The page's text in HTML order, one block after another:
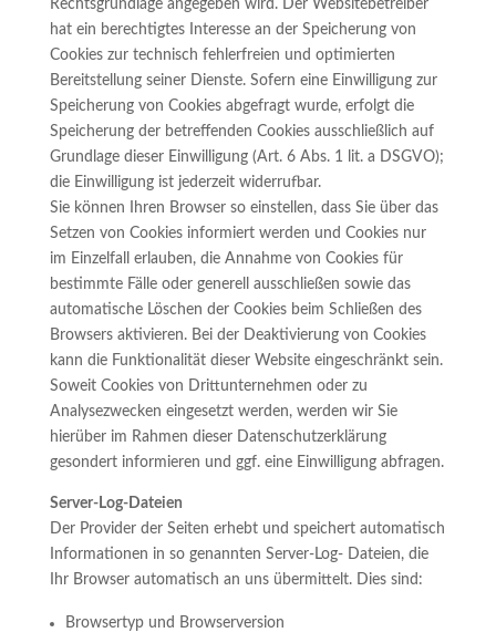
Rechtsgrundlage angegeben wird. Der Websitebetreiber
hat ein berechtigtes Interesse an der Speicherung von
Cookies zur technisch fehlerfreien und optimierten
Bereitstellung seiner Dienste. Sofern eine Einwilligung zur
Speicherung von Cookies abgefragt wurde, erfolgt die
Speicherung der betreffenden Cookies ausschließlich auf
Grundlage dieser Einwilligung (Art. 6 Abs. 1 lit. a DSGVO);
die Einwilligung ist jederzeit widerrufbar.
Sie können Ihren Browser so einstellen, dass Sie über das
Setzen von Cookies informiert werden und Cookies nur
im Einzelfall erlauben, die Annahme von Cookies für
bestimmte Fälle oder generell ausschließen sowie das
automatische Löschen der Cookies beim Schließen des
Browsers aktivieren. Bei der Deaktivierung von Cookies
kann die Funktionalität dieser Website eingeschränkt sein.
Soweit Cookies von Drittunternehmen oder zu
Analysezwecken eingesetzt werden, werden wir Sie
hierüber im Rahmen dieser Datenschutzerklärung
gesondert informieren und ggf. eine Einwilligung abfragen.
Server-Log-Dateien
Der Provider der Seiten erhebt und speichert automatisch
Informationen in so genannten Server-Log- Dateien, die
Ihr Browser automatisch an uns übermittelt. Dies sind:
Browsertyp und Browserversion